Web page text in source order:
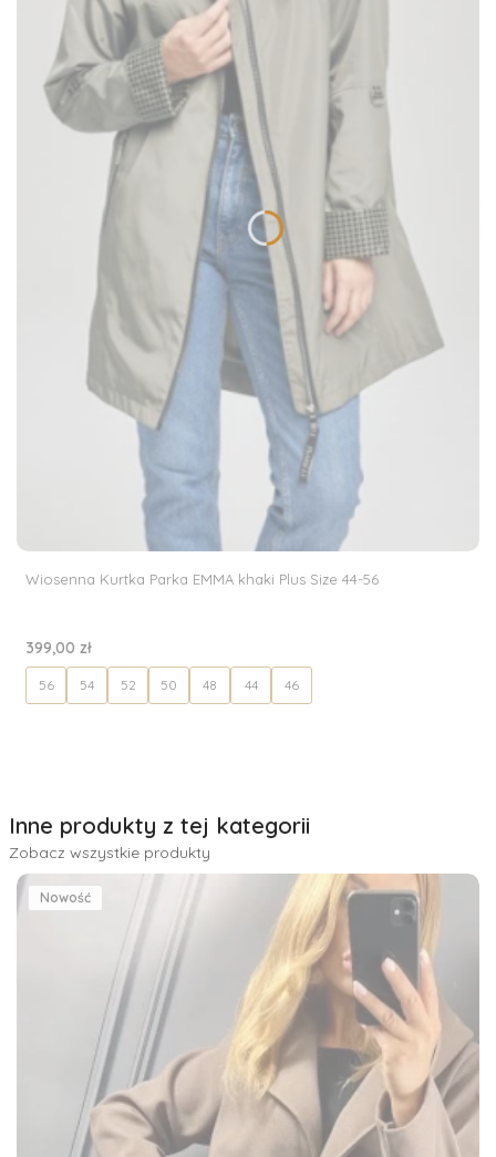
Wiosenna Kurtka Parka EMMA khaki Plus Size 44-56
Cena
399,00 zł
56 54 52 50 48 44 46
Inne produkty z tej kategorii
Zobacz wszystkie produkty
Nowość